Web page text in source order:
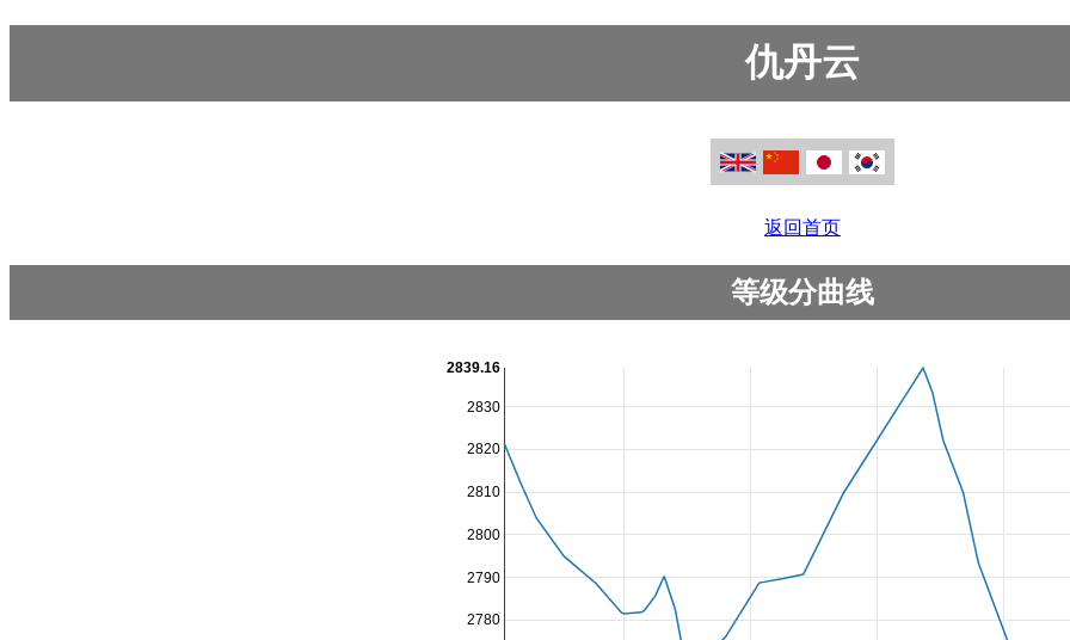
仇丹云
返回首页
等级分曲线
2780
2790
2800
2810
2820
2830
2839.16